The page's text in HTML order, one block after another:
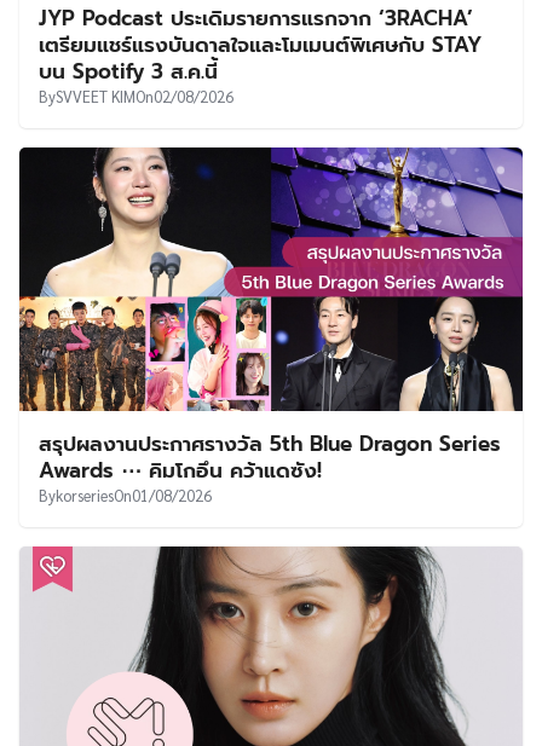
JYP Podcast ประเดิมรายการแรกจาก ‘3RACHA’
เตรียมแชร์แรงบันดาลใจและโมเมนต์พิเศษกับ STAY
บน Spotify 3 ส.ค.นี้
BySVVEET KIMOn02/08/2026
สรุปผลงานประกาศรางวัล 5th Blue Dragon Series
Awards ⋯ คิมโกอึน คว้าแดซัง!
BykorseriesOn01/08/2026